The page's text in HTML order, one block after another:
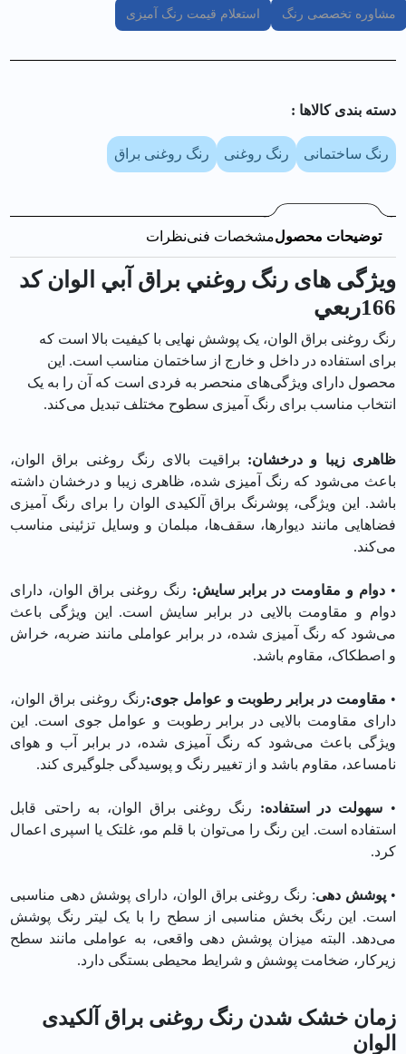
مشاوره تخصصی رنگ استعلام قیمت رنگ آمیزی
دسته بندی کالا‌ها :
رنگ ساختمانی رنگ روغنی رنگ روغنی براق
توضیحات محصولمشخصات فنینظرات
ویژگی های رنگ روغني براق آبي الوان کد
166ربعي
رنگ روغنی براق الوان، یک پوشش نهایی با کیفیت بالا است که
برای استفاده در داخل و خارج از ساختمان مناسب است. این
محصول دارای ویژگی‌های منحصر به فردی است که آن را به یک
انتخاب مناسب برای رنگ آمیزی سطوح مختلف تبدیل می‌کند.
ظاهری زیبا و درخشان: براقیت بالای رنگ روغنی براق الوان،
باعث می‌شود که رنگ آمیزی شده، ظاهری زیبا و درخشان داشته
باشد. این ویژگی، پوشرنگ براق آلکیدی الوان را برای رنگ آمیزی
فضاهایی مانند دیوارها، سقف‌ها، مبلمان و وسایل تزئینی مناسب
می‌کند.
•دوام و مقاومت در برابر سایش: رنگ روغنی براق الوان، دارای
دوام و مقاومت بالایی در برابر سایش است. این ویژگی باعث
می‌شود که رنگ آمیزی شده، در برابر عواملی مانند ضربه، خراش
و اصطکاک، مقاوم باشد.
• مقاومت در برابر رطوبت و عوامل جوی:رنگ روغنی براق الوان،
دارای مقاومت بالایی در برابر رطوبت و عوامل جوی است. این
ویژگی باعث می‌شود که رنگ آمیزی شده، در برابر آب و هوای
نامساعد، مقاوم باشد و از تغییر رنگ و پوسیدگی جلوگیری کند.
• سهولت در استفاده: رنگ روغنی براق الوان، به راحتی قابل
استفاده است. این رنگ را می‌توان با قلم مو، غلتک یا اسپری اعمال
کرد.
•پوشش دهی: رنگ روغنی براق الوان، دارای پوشش دهی مناسبی
است. این رنگ بخش مناسبی از سطح را با یک لیتر رنگ پوشش
می‌دهد. البته میزان پوشش دهی واقعی، به عواملی مانند سطح
زیرکار، ضخامت پوشش و شرایط محیطی بستگی دارد.
زمان خشک شدن رنگ روغنی براق آلکیدی
الوان